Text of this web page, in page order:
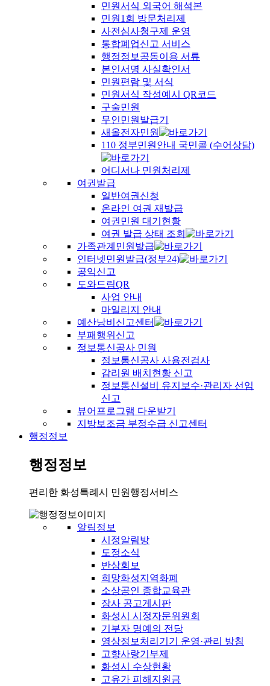
민원서식 외국어 해석본
민원1회 방문처리제
사전심사청구제 운영
통합폐업신고 서비스
행정정보공동이용 서류
본인서명 사실확인서
민원편람 및 서식
민원서식 작성예시 QR코드
구술민원
무인민원발급기
새올전자민원
110 정부민원안내 국민콜 (수어상담)
어디서나 민원처리제
여권발급
일반여권신청
온라인 여권 재발급
여권민원 대기현황
여권 발급 상태 조회
가족관계민원발급
인터넷민원발급(정부24)
공익신고
도와드림QR
사업 안내
마일리지 안내
예산낭비신고센터
부패행위신고
정보통신공사 민원
정보통신공사 사용전검사
감리원 배치현황 신고
정보통신설비 유지보수·관리자 선임
신고
뷰어프로그램 다운받기
지방보조금 부정수급 신고센터
행정정보
행정정보
편리한 화성특례시 민원행정서비스
알림정보
시정알림방
도정소식
반상회보
희망화성지역화폐
소상공인 종합교육관
장사 공고게시판
화성시 시정자문위원회
기부자 명예의 전당
영상정보처리기기 운영·관리 방침
고향사랑기부제
화성시 수상현황
고유가 피해지원금